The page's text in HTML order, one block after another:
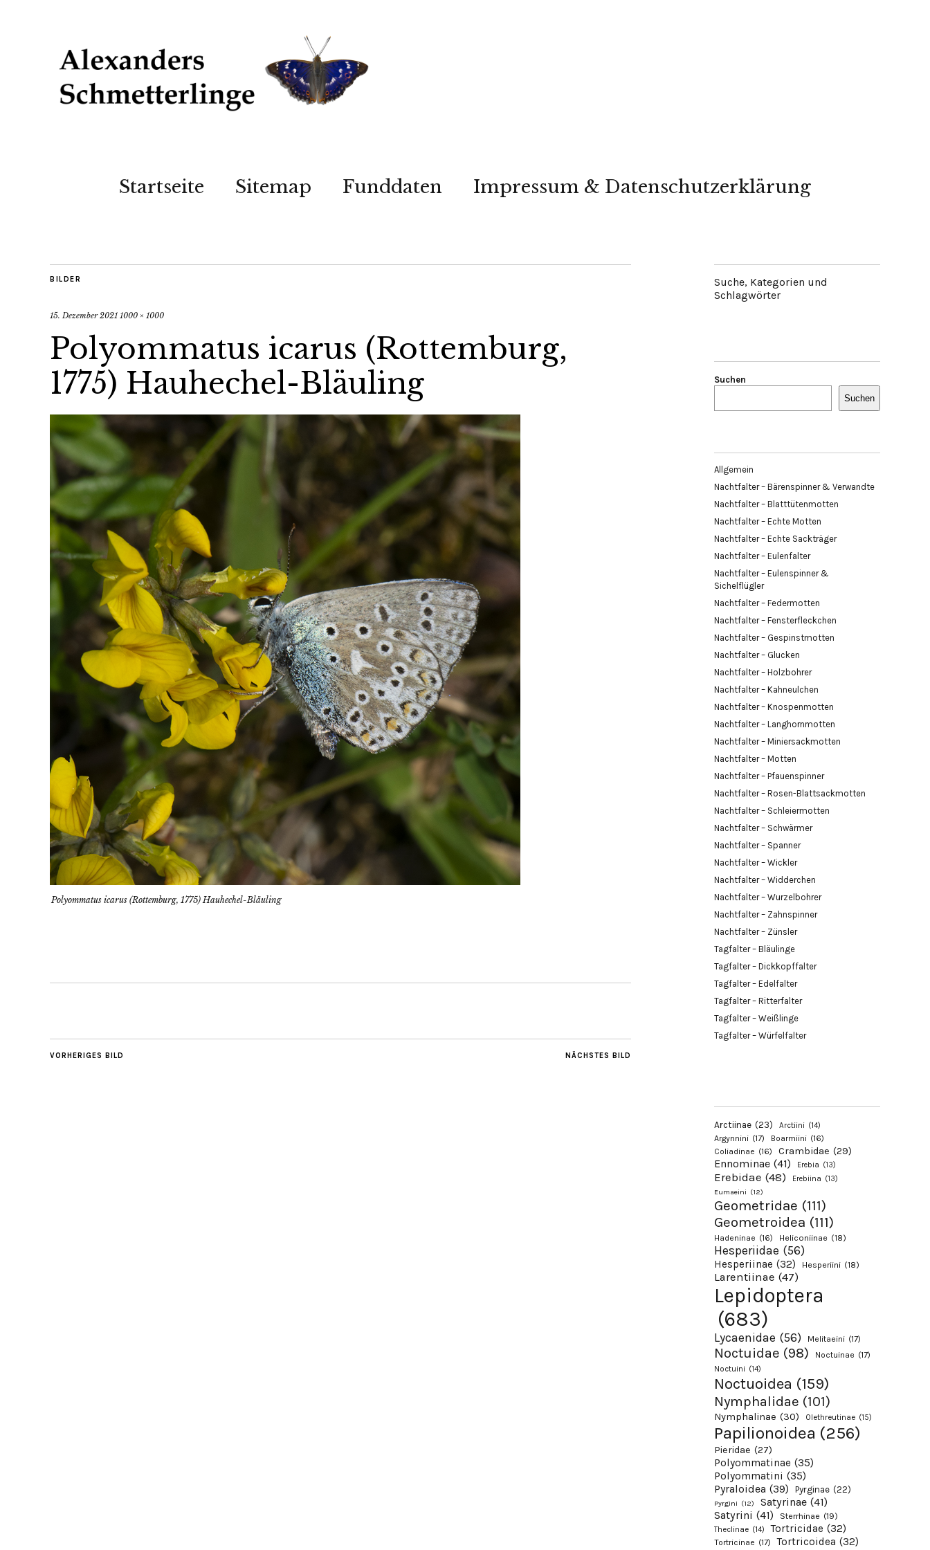
Startseite Sitemap Funddaten Impressum & Datenschutzerklärung
BILDER
15. Dezember 2021 1000 × 1000
Polyommatus icarus (Rottemburg,
1775) Hauhechel-Bläuling
Polyommatus icarus (Rottemburg, 1775) Hauhechel-Bläuling
NÄCHSTES BILD
VORHERIGES BILD
Suche, Kategorien und
Schlagwörter
Suchen
Suchen
Allgemein
Nachtfalter – Bärenspinner & Verwandte
Nachtfalter – Blatttütenmotten
Nachtfalter – Echte Motten
Nachtfalter – Echte Sackträger
Nachtfalter – Eulenfalter
Nachtfalter – Eulenspinner &
Sichelflügler
Nachtfalter – Federmotten
Nachtfalter – Fensterfleckchen
Nachtfalter – Gespinstmotten
Nachtfalter – Glucken
Nachtfalter – Holzbohrer
Nachtfalter – Kahneulchen
Nachtfalter – Knospenmotten
Nachtfalter – Langhornmotten
Nachtfalter – Miniersackmotten
Nachtfalter – Motten
Nachtfalter – Pfauenspinner
Nachtfalter – Rosen-Blattsackmotten
Nachtfalter – Schleiermotten
Nachtfalter – Schwärmer
Nachtfalter – Spanner
Nachtfalter – Wickler
Nachtfalter – Widderchen
Nachtfalter – Wurzelbohrer
Nachtfalter – Zahnspinner
Nachtfalter – Zünsler
Tagfalter – Bläulinge
Tagfalter – Dickkopffalter
Tagfalter – Edelfalter
Tagfalter – Ritterfalter
Tagfalter – Weißlinge
Tagfalter – Würfelfalter
Arctiinae (23) Arctiini (14)
Argynnini (17) Boarmiini (16)
Coliadinae (16) Crambidae (29)
Ennominae (41) Erebia (13)
Erebidae (48) Erebiina (13)
Eumaeini (12)
Geometridae (111)
Geometroidea (111)
Hadeninae (16) Heliconiinae (18)
Hesperiidae (56)
Hesperiinae (32) Hesperiini (18)
Larentiinae (47)
Lepidoptera
(683)
Lycaenidae (56) Melitaeini (17)
Noctuidae (98) Noctuinae (17)
Noctuini (14)
Noctuoidea (159)
Nymphalidae (101)
Nymphalinae (30) Olethreutinae (15)
Papilionoidea (256)
Pieridae (27)
Polyommatinae (35)
Polyommatini (35)
Pyraloidea (39) Pyrginae (22)
Pyrgini (12) Satyrinae (41)
Satyrini (41) Sterrhinae (19)
Theclinae (14) Tortricidae (32)
Tortricinae (17) Tortricoidea (32)